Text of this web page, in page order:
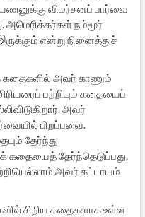
விமர்சனப் பார்வை
அமெரிக்கர்கள் நம்மூர்
என்று நினைத்துச்
கதைகளில் அவர் காணும்
பற்றியும் கதையைப்
அவர்
பிறப்பவை.
தேர்ந்து
கதையைத் தேர்ந்தெடுப்பது,
அவர் கட்டாயம்
சிறிய கதைகளாக உள்ள